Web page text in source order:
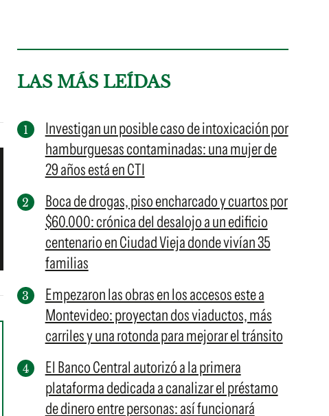
LAS MÁS LEÍDAS
Investigan un posible caso de intoxicación por
hamburguesas contaminadas: una mujer de
29 años está en CTI
Boca de drogas, piso encharcado y cuartos por
$60.000: crónica del desalojo a un edificio
centenario en Ciudad Vieja donde vivían 35
familias
Empezaron las obras en los accesos este a
Montevideo: proyectan dos viaductos, más
carriles y una rotonda para mejorar el tránsito
El Banco Central autorizó a la primera
plataforma dedicada a canalizar el préstamo
de dinero entre personas: así funcionará